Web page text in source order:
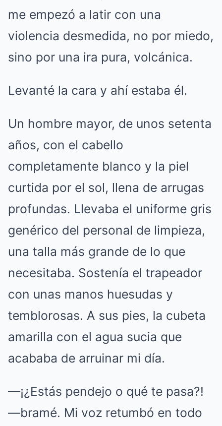
me empezó a latir con una
violencia desmedida, no por miedo,
sino por una ira pura, volcánica.
Levanté la cara y ahí estaba él.
Un hombre mayor, de unos setenta
años, con el cabello
completamente blanco y la piel
curtida por el sol, llena de arrugas
profundas. Llevaba el uniforme gris
genérico del personal de limpieza,
una talla más grande de lo que
necesitaba. Sostenía el trapeador
con unas manos huesudas y
temblorosas. A sus pies, la cubeta
amarilla con el agua sucia que
acababa de arruinar mi día.
—¡¿Estás pendejo o qué te pasa?!
—bramé. Mi voz retumbó en todo